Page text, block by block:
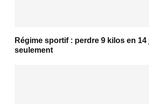
Régime sportif : perdre 9 kilos en
seulement